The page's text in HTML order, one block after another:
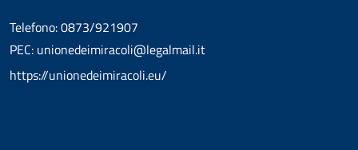
Telefono: 0873/921907
PEC: unionedeimiracoli@legalmail.it
https://unionedeimiracoli.eu/